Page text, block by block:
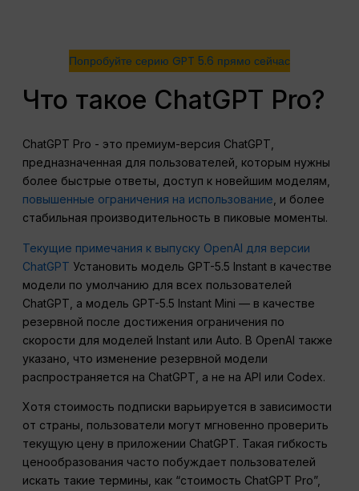
Попробуйте серию GPT 5.6 прямо сейчас
Что такое ChatGPT Pro?
ChatGPT Pro - это премиум-версия ChatGPT,
предназначенная для пользователей, которым нужны
более быстрые ответы, доступ к новейшим моделям,
повышенные ограничения на использование, и более
стабильная производительность в пиковые моменты.
Текущие примечания к выпуску OpenAI для версии
ChatGPT Установить модель GPT-5.5 Instant в качестве
модели по умолчанию для всех пользователей
ChatGPT, а модель GPT-5.5 Instant Mini — в качестве
резервной после достижения ограничения по
скорости для моделей Instant или Auto. В OpenAI также
указано, что изменение резервной модели
распространяется на ChatGPT, а не на API или Codex.
Хотя стоимость подписки варьируется в зависимости
от страны, пользователи могут мгновенно проверить
текущую цену в приложении ChatGPT. Такая гибкость
ценообразования часто побуждает пользователей
искать такие термины, как “стоимость ChatGPT Pro”,